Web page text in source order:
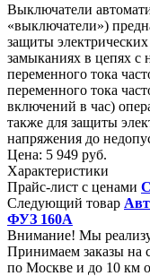
Выключатели
«выключатели»)
защиты
замыканиях в цепях
переменного тока
переменного тока
включений в час)
также для защиты
напряжения до
Цена: 5 949 руб.
Характеристики
Прайс-лист с ценами
Следующий товар
ФУЗ 160А
Внимание! Мы
Принимаем заказы на
по Москве и до 10 км